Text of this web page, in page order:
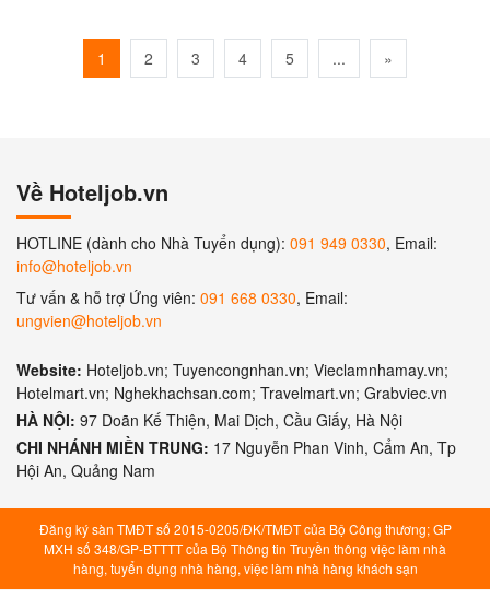
1 2 3 4 5 ... »
Về Hoteljob.vn
HOTLINE (dành cho Nhà Tuyển dụng): 091 949 0330, Email:
info@hoteljob.vn
Tư vấn & hỗ trợ Ứng viên: 091 668 0330, Email:
ungvien@hoteljob.vn
Website: Hoteljob.vn; Tuyencongnhan.vn; Vieclamnhamay.vn;
Hotelmart.vn; Nghekhachsan.com; Travelmart.vn; Grabviec.vn
HÀ NỘI: 97 Doãn Kế Thiện, Mai Dịch, Cầu Giấy, Hà Nội
CHI NHÁNH MIỀN TRUNG: 17 Nguyễn Phan Vinh, Cẩm An, Tp
Hội An, Quảng Nam
Đăng ký sàn TMĐT số 2015-0205/ĐK/TMĐT của Bộ Công thương; GP
MXH số 348/GP-BTTTT của Bộ Thông tin Truyền thông việc làm nhà
hàng, tuyển dụng nhà hàng, việc làm nhà hàng khách sạn